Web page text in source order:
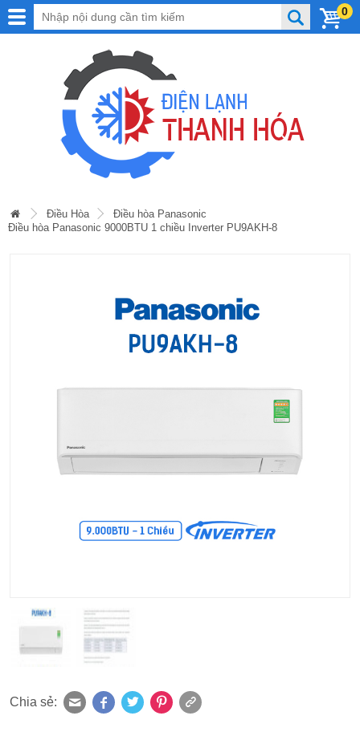
0
Điều Hòa
Điều hòa Panasonic
Điều hòa Panasonic 9000BTU 1 chiều Inverter PU9AKH-8
Chia sẻ: